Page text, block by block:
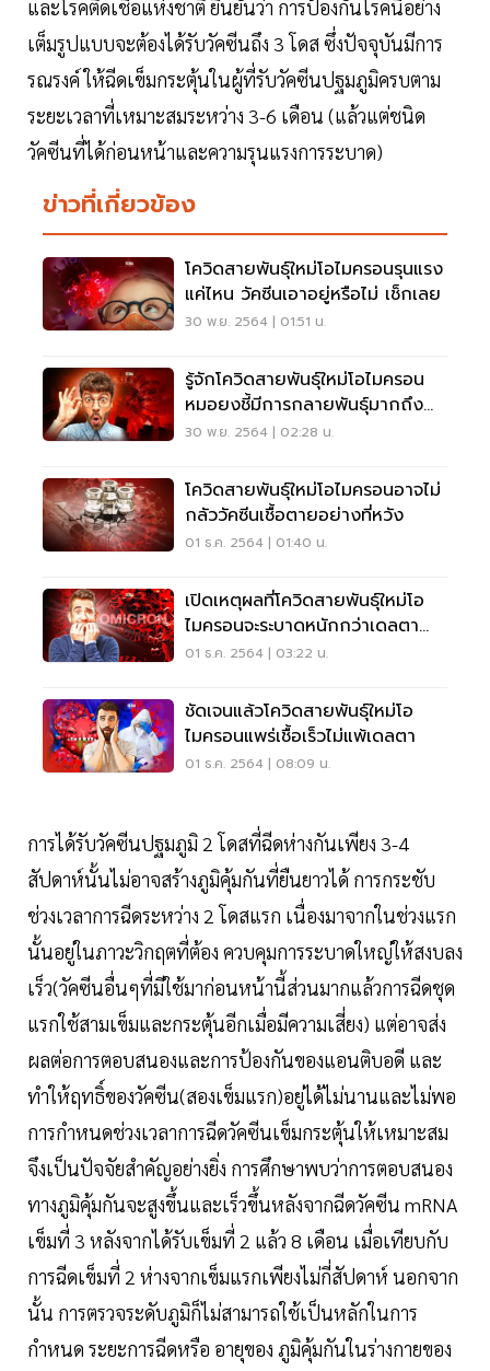
และโรคติดเชื้อแห่งชาติ ยืนยันว่า การป้องกันโรคนี้อย่าง
เต็มรูปแบบจะต้องได้รับวัคซีนถึง 3 โดส ซึ่งปัจจุบันมีการ
รณรงค์ ให้ฉีดเข็มกระตุ้นในผู้ที่รับวัคซีนปฐมภูมิครบตาม
ระยะเวลาที่เหมาะสมระหว่าง 3-6 เดือน (แล้วแต่ชนิด
วัคซีนที่ได้ก่อนหน้าและความรุนแรงการระบาด)
ข่าวที่เกี่ยวข้อง
โควิดสายพันธุ์ใหม่โอไมครอนรุนแรง
แค่ไหน วัคซีนเอาอยู่หรือไม่ เช็กเลย
30 พ.ย. 2564 | 01:51 น.
รู้จักโควิดสายพันธุ์ใหม่โอไมครอน
หมอยงชี้มีการกลายพันธุ์มากถึง
50 ตำแหน่ง
30 พ.ย. 2564 | 02:28 น.
โควิดสายพันธุ์ใหม่โอไมครอนอาจไม่
กลัววัคซีนเชื้อตายอย่างที่หวัง
01 ธ.ค. 2564 | 01:40 น.
เปิดเหตุผลที่โควิดสายพันธุ์ใหม่โอ
ไมครอนจะระบาดหนักกว่าเดลตา
เช็กเลย!
01 ธ.ค. 2564 | 03:22 น.
ชัดเจนแล้วโควิดสายพันธุ์ใหม่โอ
ไมครอนแพร่เชื้อเร็วไม่แพ้เดลตา
01 ธ.ค. 2564 | 08:09 น.
การได้รับวัคซีนปฐมภูมิ 2 โดสที่ฉีดห่างกันเพียง 3-4
สัปดาห์นั้นไม่อาจสร้างภูมิคุ้มกันที่ยืนยาวได้ การกระชับ
ช่วงเวลาการฉีดระหว่าง 2 โดสแรก เนื่องมาจากในช่วงแรก
นั้นอยู่ในภาวะวิกฤตที่ต้อง ควบคุมการระบาดใหญ่ให้สงบลง
เร็ว(วัคซีนอื่นๆที่มีใช้มาก่อนหน้านี้ส่วนมากแล้วการฉีดชุด
แรกใช้สามเข็มและกระตุ้นอีกเมื่อมีความเสี่ยง) แต่อาจส่ง
ผลต่อการตอบสนองและการป้องกันของแอนติบอดี และ
ทำให้ฤทธิ์ของวัคซีน(สองเข็มแรก)อยู่ได้ไม่นานและไม่พอ
การกำหนดช่วงเวลาการฉีดวัคซีนเข็มกระตุ้นให้เหมาะสม
จึงเป็นปัจจัยสำคัญอย่างยิ่ง การศึกษาพบว่าการตอบสนอง
ทางภูมิคุ้มกันจะสูงขึ้นและเร็วขึ้นหลังจากฉีดวัคซีน mRNA
เข็มที่ 3 หลังจากได้รับเข็มที่ 2 แล้ว 8 เดือน เมื่อเทียบกับ
การฉีดเข็มที่ 2 ห่างจากเข็มแรกเพียงไม่กี่สัปดาห์ นอกจาก
นั้น การตรวจระดับภูมิก็ไม่สามารถใช้เป็นหลักในการ
กำหนด ระยะการฉีดหรือ อายุของ ภูมิคุ้มกันในร่างกายของ